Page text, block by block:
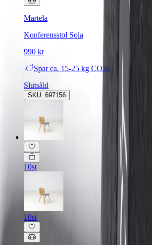
Martela
Konferensstol Sola
990 kr
Spar ca. 15-25 kg CO2e
Slutsåld
SKU: 697156
10st
10st